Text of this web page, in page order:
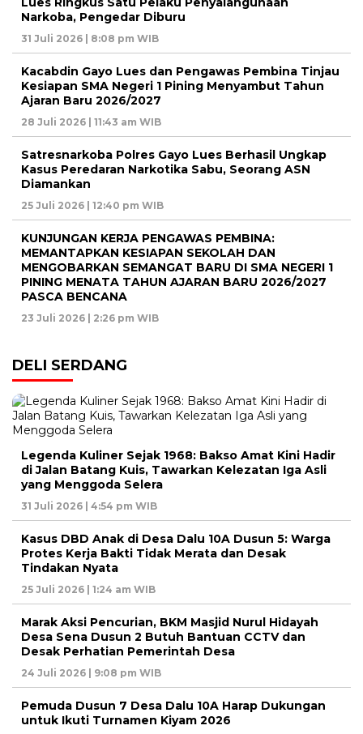
Narkoba, Pengedar Diburu
31 Juli 2026 | 8:08 pm WIB
Kacabdin Gayo Lues dan Pengawas Pembina Tinjau
Kesiapan SMA Negeri 1 Pining Menyambut Tahun
Ajaran Baru 2026/2027
28 Juli 2026 | 11:43 am WIB
Satresnarkoba Polres Gayo Lues Berhasil Ungkap
Kasus Peredaran Narkotika Sabu, Seorang ASN
Diamankan
25 Juli 2026 | 12:40 pm WIB
KUNJUNGAN KERJA PENGAWAS PEMBINA:
MEMANTAPKAN KESIAPAN SEKOLAH DAN
MENGOBARKAN SEMANGAT BARU DI SMA NEGERI 1
PINING MENATA TAHUN AJARAN BARU 2026/2027
PASCA BENCANA
23 Juli 2026 | 2:26 pm WIB
DELI SERDANG
Legenda Kuliner Sejak 1968: Bakso Amat Kini Hadir
di Jalan Batang Kuis, Tawarkan Kelezatan Iga Asli
yang Menggoda Selera
31 Juli 2026 | 4:54 pm WIB
Kasus DBD Anak di Desa Dalu 10A Dusun 5: Warga
Protes Kerja Bakti Tidak Merata dan Desak
Tindakan Nyata
25 Juli 2026 | 1:24 am WIB
Marak Aksi Pencurian, BKM Masjid Nurul Hidayah
Desa Sena Dusun 2 Butuh Bantuan CCTV dan
Desak Perhatian Pemerintah Desa
24 Juli 2026 | 9:08 pm WIB
Pemuda Dusun 7 Desa Dalu 10A Harap Dukungan
untuk Ikuti Turnamen Kiyam 2026